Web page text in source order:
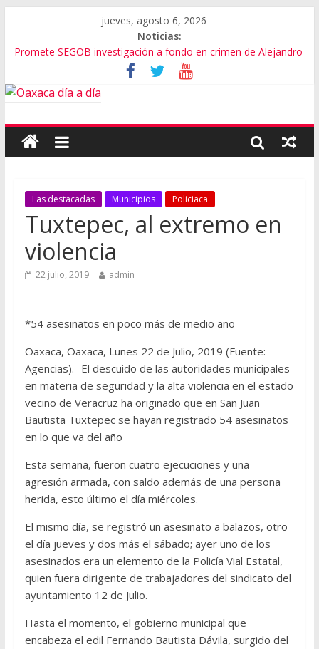
jueves, agosto 6, 2026
Noticias:
Promete SEGOB investigación a fondo en crimen de Alejandro
Bajo amenazas, Secretario de Gobierno de Oaxaca despojaría
predios
Banda de fraudes financieros operaba desde un Toks
El tema de Alejandro Leyva no debe desviarse: Pedro Matías
Las destacadas Municipios Policiaca
Tuxtepec, al extremo en
violencia
22 julio, 2019 admin
*54 asesinatos en poco más de medio año
Oaxaca, Oaxaca, Lunes 22 de Julio, 2019 (Fuente:
Agencias).- El descuido de las autoridades municipales
en materia de seguridad y la alta violencia en el estado
vecino de Veracruz ha originado que en San Juan
Bautista Tuxtepec se hayan registrado 54 asesinatos
en lo que va del año
Esta semana, fueron cuatro ejecuciones y una
agresión armada, con saldo además de una persona
herida, esto último el día miércoles.
El mismo día, se registró un asesinato a balazos, otro
el día jueves y dos más el sábado; ayer uno de los
asesinados era un elemento de la Policía Vial Estatal,
quien fuera dirigente de trabajadores del sindicato del
ayuntamiento 12 de Julio.
Hasta el momento, el gobierno municipal que
encabeza el edil Fernando Bautista Dávila, surgido del